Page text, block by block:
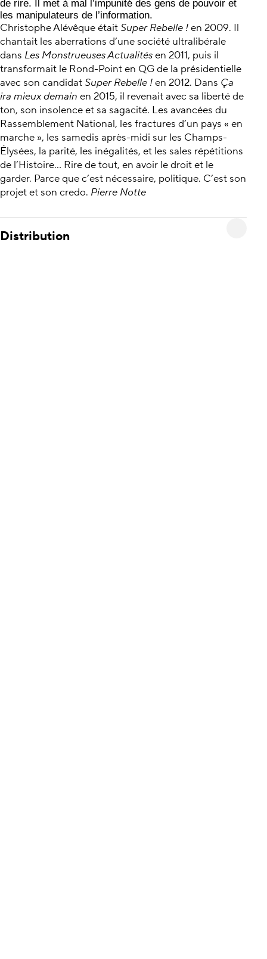
de rire. Il met à mal l’impunité des gens de pouvoir et
les manipulateurs de l’information.
Christophe Alévêque étaitSuper Rebelle !en 2009. Il
chantait les aberrations d’une société ultralibérale
dans Les Monstrueuses Actualitésen 2011, puis il
transformait le Rond-Point en QG de la présidentielle
avec son candidatSuper Rebelle !en 2012. Dans Ça
ira mieux demain en 2015, il revenait avec sa liberté de
ton, son insolence et sa sagacité. Les avancées du
Rassemblement National, les fractures d’un pays « en
marche », les samedis après-midi sur les Champs-
Élysées, la parité, les inégalités, et les sales répétitions
de l’Histoire... Rire de tout, en avoir le droit et le
garder. Parce que c’est nécessaire, politique. C’est son
projet et son credo. Pierre Notte
Distribution